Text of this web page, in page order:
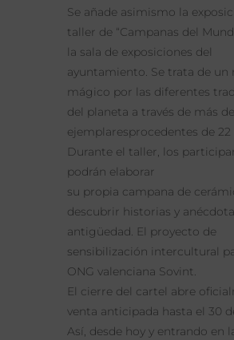
Se añade asimismo la
taller de “Campanas del
la sala de exposiciones del
ayuntamiento. Se trata de un
mágico por las diferentes
del planeta a través de más
ejemplaresprocedentes de 22
Durante el taller, los
podrán elaborar
su propia campana de
descubrir historias y
antigüedad. El proyecto de
sensibilización intercultural
ONG valenciana Sovint.
El cierre del cartel abre
venta anticipada hasta el 30
Así, desde hoy y entrando en